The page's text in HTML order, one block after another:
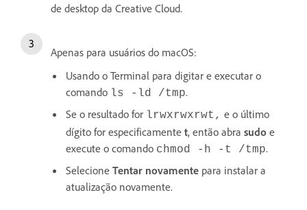
de desktop da Creative Cloud.
Apenas para usuários do macOS:
Usando o Terminal para digitar e executar o
comando ls -ld /tmp.
Se o resultado for lrwxrwxrwt, e o último
dígito for especificamente t, então abra sudo e
execute o comando chmod -h -t /tmp.
Selecione Tentar novamente para instalar a
atualização novamente.